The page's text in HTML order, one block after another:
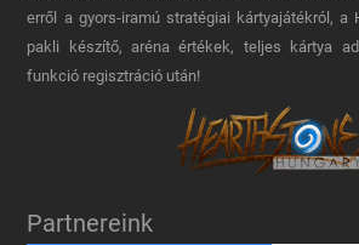
erről a gyors-iramú stratégiai kártyajátékról, a
pakli készítő, aréna értékek, teljes kártya
funkció regisztráció után!
Partnereink